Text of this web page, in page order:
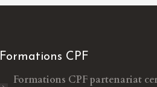
Formations CPF
Formations CPFpartenariat